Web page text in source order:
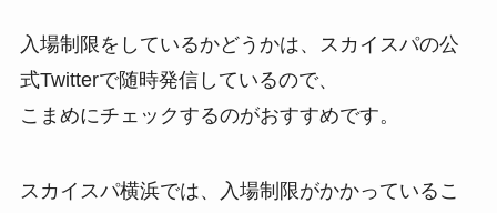
入場制限をしているかどうかは、スカイスパの公
式Twitterで随時発信しているので、
こまめにチェックするのがおすすめです。
スカイスパ横浜では、入場制限がかかっているこ